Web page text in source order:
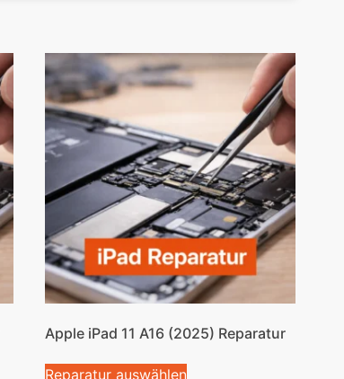
Apple iPad 11 A16 (2025) Reparatur
Reparatur auswählen